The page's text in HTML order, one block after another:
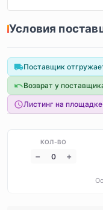
Условия
Поставщик
Возврат у
Листинг на